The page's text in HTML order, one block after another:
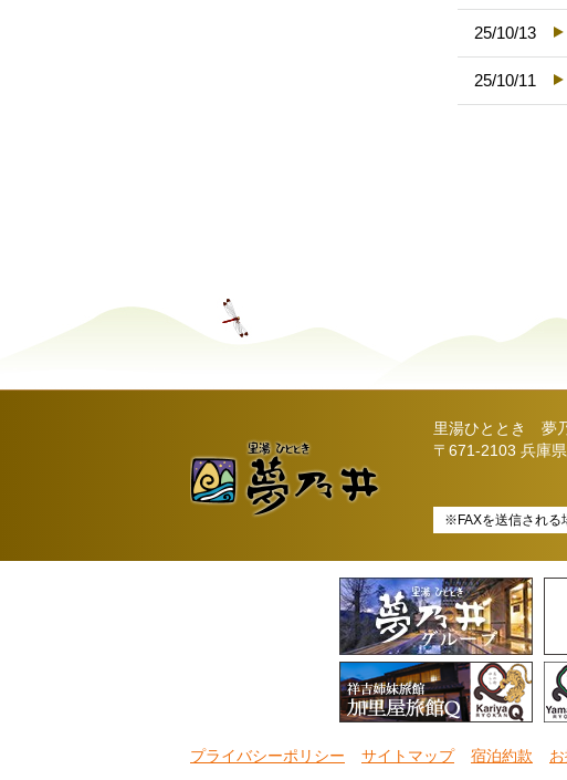
25/10/13
25/10/11
里湯ひととき 夢
〒671-2103 兵庫
※FAXを送信される
プライバシーポリシー サイトマップ 宿泊約款